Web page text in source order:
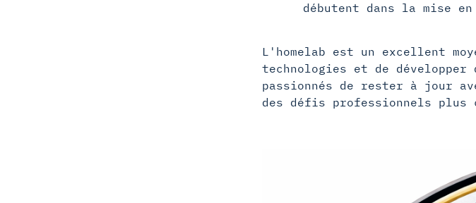
débutent dans la mise
L'homelab est un excellent
technologies et de développer
passionnés de rester à jour
des défis professionnels plus